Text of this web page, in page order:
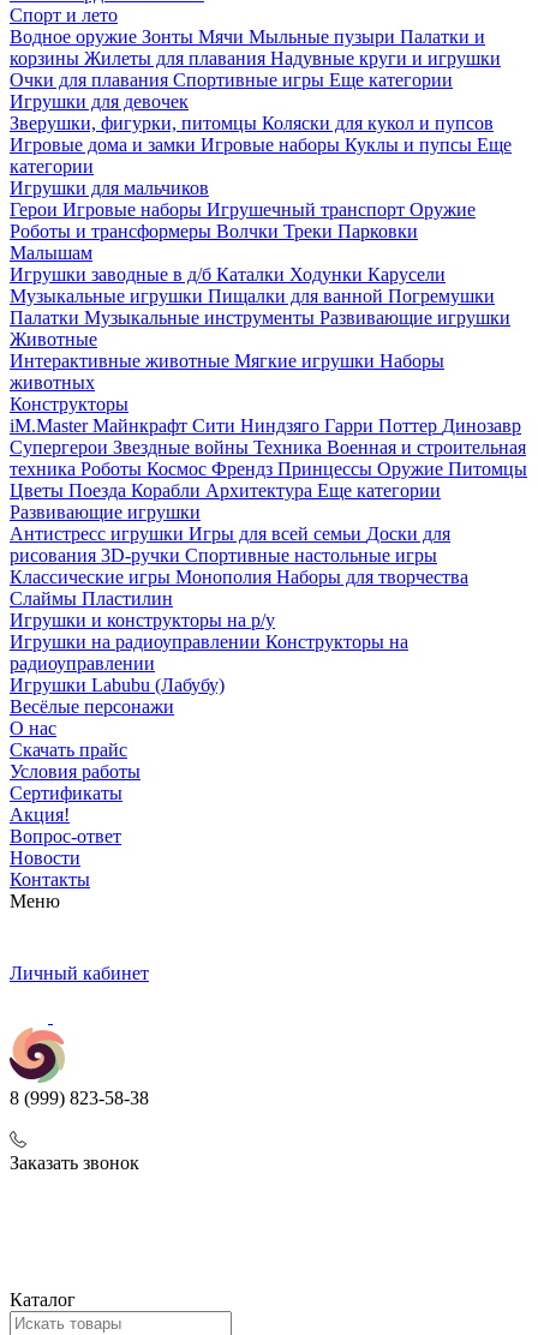
Спорт и лето
Водное оружие Зонты Мячи Мыльные пузыри Палатки и
корзины Жилеты для плавания Надувные круги и игрушки
Очки для плавания Спортивные игры Еще категории
Игрушки для девочек
Зверушки, фигурки, питомцы Коляски для кукол и пупсов
Игровые дома и замки Игровые наборы Куклы и пупсы Еще
категории
Игрушки для мальчиков
Герои Игровые наборы Игрушечный транспорт Оружие
Роботы и трансформеры Волчки Треки Парковки
Малышам
Игрушки заводные в д/б Каталки Ходунки Карусели
Музыкальные игрушки Пищалки для ванной Погремушки
Палатки Музыкальные инструменты Развивающие игрушки
Животные
Интерактивные животные Мягкие игрушки Наборы
животных
Конструкторы
iM.Master Майнкрафт Сити Ниндзяго Гарри Поттер Динозавр
Супергерои Звездные войны Техника Военная и строительная
техника Роботы Космос Френдз Принцессы Оружие Питомцы
Цветы Поезда Корабли Архитектура Еще категории
Развивающие игрушки
Антистресс игрушки Игры для всей семьи Доски для
рисования 3D-ручки Спортивные настольные игры
Классические игры Монополия Наборы для творчества
Слаймы Пластилин
Игрушки и конструкторы на р/у
Игрушки на радиоуправлении Конструкторы на
радиоуправлении
Игрушки Labubu (Лабубу)
Весёлые персонажи
О нас
Скачать прайс
Условия работы
Сертификаты
Акция!
Вопрос-ответ
Новости
Контакты
Меню
Личный кабинет
8 (999) 823-58-38
Заказать звонок
Каталог